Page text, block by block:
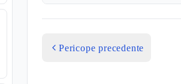
Pericope precedente